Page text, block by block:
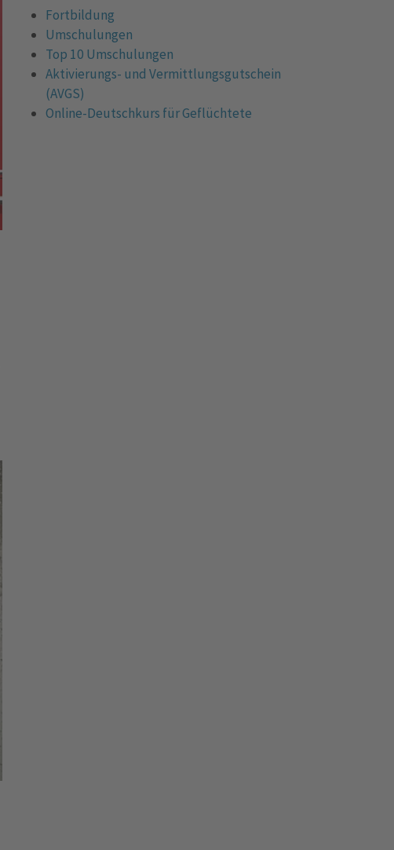
Fortbildung
Umschulungen
Top 10 Umschulungen
Aktivierungs- und Vermittlungsgutschein
(AVGS)
Online-Deutschkurs für Geflüchtete